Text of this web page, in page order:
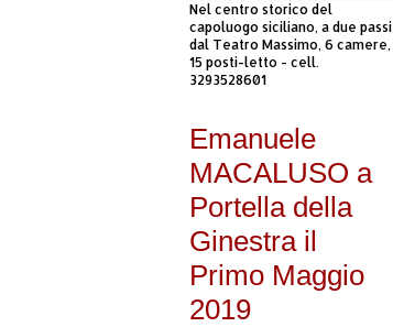
Nel centro storico del
capoluogo siciliano, a due passi
dal Teatro Massimo, 6 camere,
15 posti-letto - cell.
3293528601
Emanuele
MACALUSO a
Portella della
Ginestra il
Primo Maggio
2019